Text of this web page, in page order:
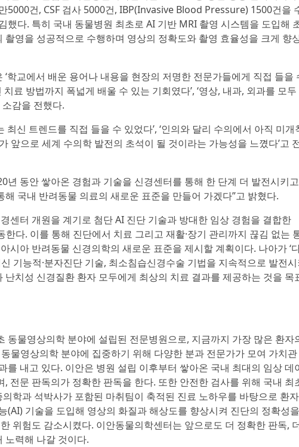
5000건, CSF 검사 5000건, IBP(Invasive Blood Pressure) 1500건을
했다. 특히 국내 동물병원 최초로 AI 기반 MRI 촬영 시스템을 도입해
영을 성공적으로 수행하며 영상의 정확도와 촬영 효율성을 크게 향
학교에서 배운 용어나 내용을 현장의 저명한 전문가들에게 직접 들을
치료 방법까지 폭넓게 배울 수 있는 기회였다’, ‘영상, 내과, 외과를 모
감을 전했다.
최신 트렌드를 직접 들을 수 있었다’, ‘인의와 달리 수의에서 아직 미개
앞으로 세계 수의학 발전의 초석이 될 것이라는 가능성을 느꼈다’고
년 동안 쌓아온 경험과 기술을 신경센터를 통해 한 단계 더 발전시키
해 국내 반려동물 의료의 새로운 표준을 만들어 가겠다”고 밝혔다.
센터 개원을 계기로 첨단 AI 진단 기술과 방대한 임상 경험을 결합한
한다. 이를 통해 진단에서 치료 그리고 재활·장기 관리까지 끊김 없는
시아 반려동물 신경의학의 새로운 표준을 제시할 계획이다. 나아가 ‘
기능적·분자진단 기술, 최소침습신경수술 기법을 지속적으로 발전시
치성 신경질환 환자 모두에게 최상의 치료 결과를 제공하는 것을 목
동물영상의학 분야에 설립된 전문병원으로, 지금까지 가장 많은 환자
물영상의학 분야에 집중하기 위해 다양한 분과 전문가가 모여 가치관
를 내고 있다. 이안은 병원 설립 이후부터 쌓아온 국내 최대의 임상 데
전문 판독의가 정확한 판독을 한다. 또한 안전한 검사를 위해 국내 최
학과 석박사가 포함된 마취팀이 축적된 진료 노하우를 바탕으로 환
(AI) 기술을 도입해 영상의 화질과 해상도를 향상시켜 진단의 정확성
위험도 감소시켰다. 이안동물의학센터는 앞으로도 더 정확한 판독,
노력해 나갈 것이다.